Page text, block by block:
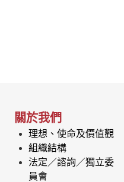
關於我們
理想、使命及價值觀
組織結構
法定／諮詢／獨立委
員會